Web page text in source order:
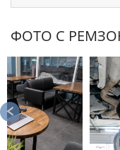
ФОТО С